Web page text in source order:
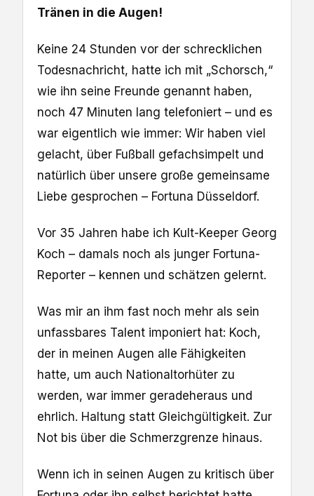
Tränen in die Augen!
Keine 24 Stunden vor der schrecklichen
Todesnachricht, hatte ich mit „Schorsch,“
wie ihn seine Freunde genannt haben,
noch 47 Minuten lang telefoniert – und es
war eigentlich wie immer: Wir haben viel
gelacht, über Fußball gefachsimpelt und
natürlich über unsere große gemeinsame
Liebe gesprochen – Fortuna Düsseldorf.
Vor 35 Jahren habe ich Kult-Keeper Georg
Koch – damals noch als junger Fortuna-
Reporter – kennen und schätzen gelernt.
Was mir an ihm fast noch mehr als sein
unfassbares Talent imponiert hat: Koch,
der in meinen Augen alle Fähigkeiten
hatte, um auch Nationaltorhüter zu
werden, war immer geradeheraus und
ehrlich. Haltung statt Gleichgültigkeit. Zur
Not bis über die Schmerzgrenze hinaus.
Wenn ich in seinen Augen zu kritisch über